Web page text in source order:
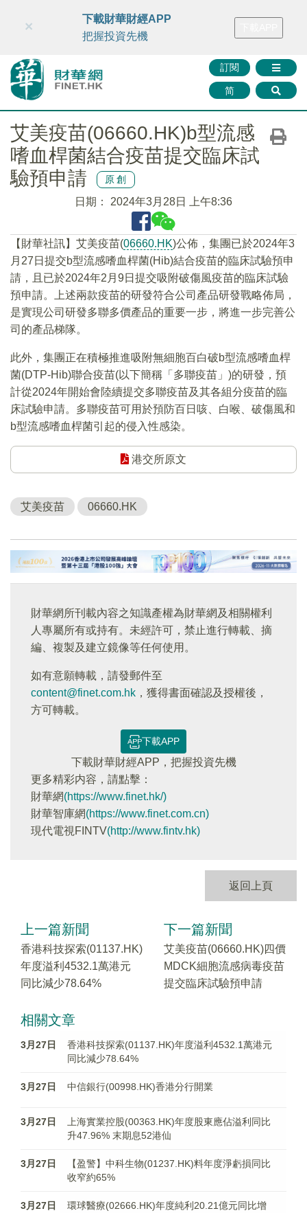
財華智庫網 FINTV FINMETA 財華證券 媒體矩陣
訂閱
简
×
下載財華財經APP
把握投資先機
艾美疫苗(06660.HK)b型流感
嗜血桿菌結合疫苗提交臨床試
驗預申請
原創
日期： 2024年3月28日 上午8:36
【財華社訊】艾美疫苗(06660.HK)公佈，集團已於2024年3
月27日提交b型流感嗜血桿菌(Hib)結合疫苗的臨床試驗預申
請，且已於2024年2月9日提交吸附破傷風疫苗的臨床試驗
預申請。上述兩款疫苗的研發符合公司產品研發戰略佈局，
是實現公司研發多聯多價產品的重要一步，將進一步完善公
司的產品梯隊。
此外，集團正在積極推進吸附無細胞百白破b型流感嗜血桿
菌(DTP-Hib)聯合疫苗(以下簡稱「多聯疫苗」)的研發，預
計從2024年開始會陸續提交多聯疫苗及其各組分疫苗的臨
床試驗申請。多聯疫苗可用於預防百日咳、白喉、破傷風和
b型流感嗜血桿菌引起的侵入性感染。
港交所原文
艾美疫苗 06660.HK
財華網所刊載內容之知識產權為財華網及相關權利
人專屬所有或持有。未經許可，禁止進行轉載、摘
編、複製及建立鏡像等任何使用。
如有意願轉載，請發郵件至
content@finet.com.hk ，獲得書面確認及授權後，
方可轉載。
下載APP
下載財華財經APP，把握投資先機
更多精彩内容，請點擊：
財華網(https://www.finet.hk/)
財華智庫網(https://www.finet.com.cn)
現代電視FINTV(http://www.fintv.hk)
返回上頁
上一篇新聞
香港科技探索(01137.HK)
年度溢利4532.1萬港元
同比減少78.64%
下一篇新聞
艾美疫苗(06660.HK)四價
MDCK細胞流感病毒疫苗
提交臨床試驗預申請
相關文章
3月27日
香港科技探索(01137.HK)年度溢利4532.1萬港元
同比減少78.64%
3月27日 中信銀行(00998.HK)香港分行開業
3月27日
上海實業控股(00363.HK)年度股東應佔溢利同比
升47.96% 末期息52港仙
3月27日
【盈警】中科生物(01237.HK)料年度淨虧損同比
收窄約65%
3月27日
環球醫療(02666.HK)年度純利20.21億元同比增